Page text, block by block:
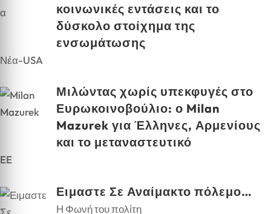
κοινωνικές εντάσεις και το
δύσκολο στοίχημα της
ενσωμάτωσης
Νέα-USA
Μιλώντας χωρίς υπεκφυγές στο
Ευρωκοινοβούλιο: ο Milan
Mazurek για Έλληνες, Αρμενίους
και το μεταναστευτικό
EE
Ειμαστε Σε Αναίμακτο πόλεμο…
Η Φωνή του πολίτη